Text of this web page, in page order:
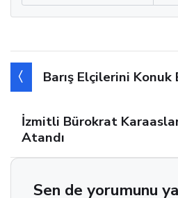
Barış Elçilerini
İzmitli Bürokrat
Atandı
Sen de yorumunu